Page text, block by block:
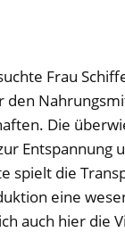
Frau
den
Die
Entspannung
spielt die
eine
auch hier die